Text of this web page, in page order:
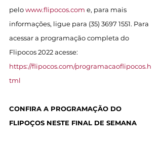
pelo www.flipocos.com e, para mais
informações, ligue para (35) 3697 1551. Para
acessar a programação completa do
Flipocos 2022 acesse:
https://flipocos.com/programacaoflipocos.h
tml
CONFIRA A PROGRAMAÇÃO DO
FLIPOÇOS NESTE FINAL DE SEMANA